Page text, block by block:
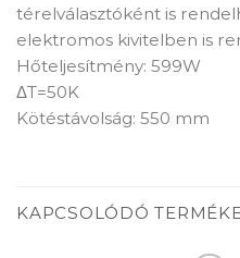
térelválasztóként is
elektromos kivitelben is
Hőteljesítmény: 599W
ΔT=50K
Kötéstávolság: 550 mm
KAPCSOLÓDÓ